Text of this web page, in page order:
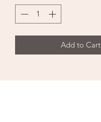
Add to Cart